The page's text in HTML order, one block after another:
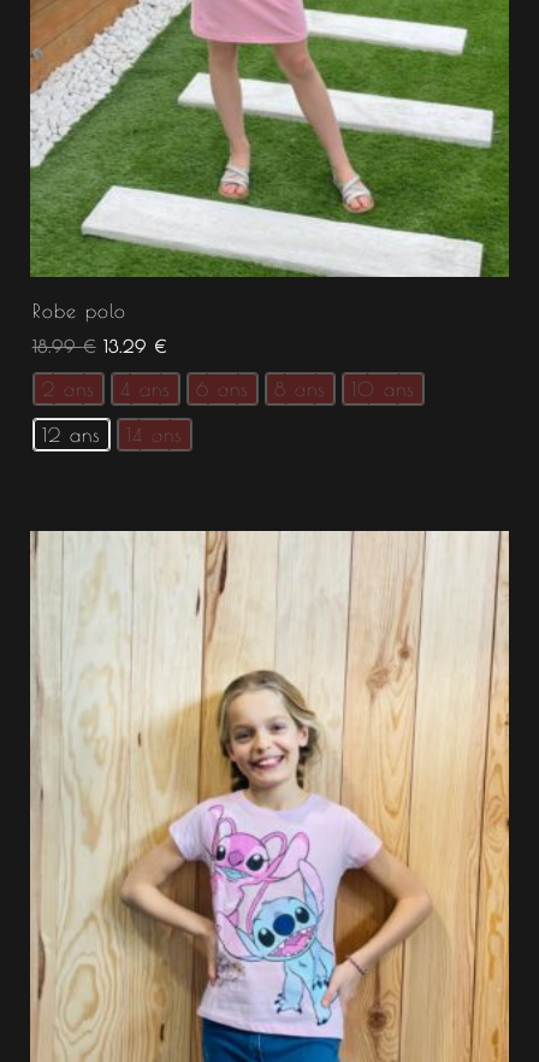
Robe polo
18.99€ 13.29 €
2 ans 4 ans 6 ans 8 ans 10 ans
12 ans 14 ans